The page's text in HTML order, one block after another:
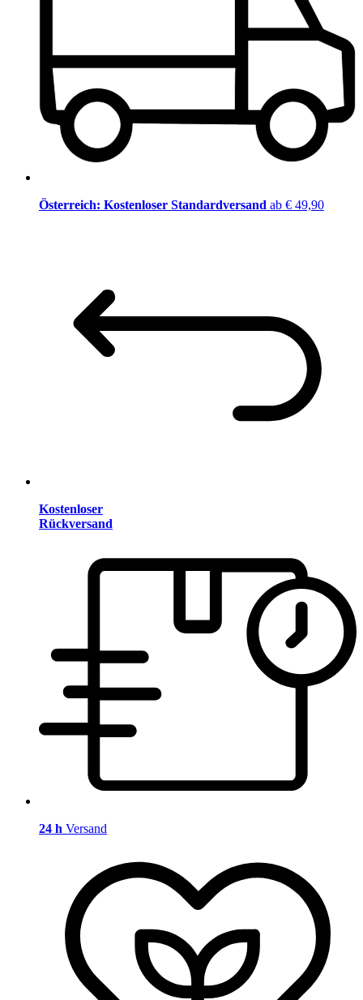
Österreich: Kostenloser Standardversand ab € 49,90
Kostenloser
Rückversand
24 h Versand